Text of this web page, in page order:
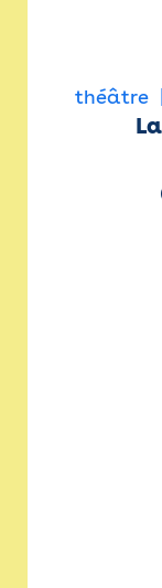
théâtre